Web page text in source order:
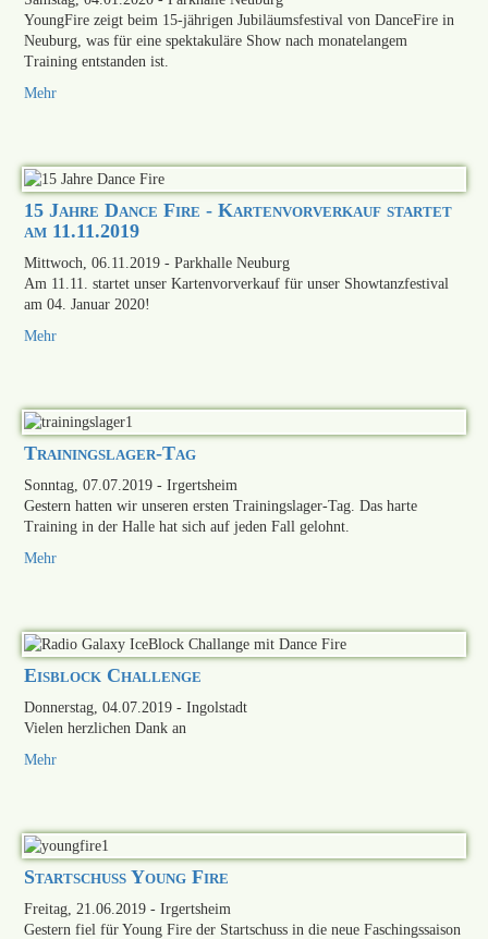
YoungFire zeigt beim 15-jährigen Jubiläumsfestival von DanceFire in
Neuburg, was für eine spektakuläre Show nach monatelangem
Training entstanden ist.
Mehr
15 Jahre Dance Fire - Kartenvorverkauf startet
am 11.11.2019
Mittwoch, 06.11.2019 - Parkhalle Neuburg
Am 11.11. startet unser Kartenvorverkauf für unser Showtanzfestival
am 04. Januar 2020!
Mehr
Trainingslager-Tag
Sonntag, 07.07.2019 - Irgertsheim
Gestern hatten wir unseren ersten Trainingslager-Tag. Das harte
Training in der Halle hat sich auf jeden Fall gelohnt.
Mehr
Eisblock Challenge
Donnerstag, 04.07.2019 - Ingolstadt
Vielen herzlichen Dank an
Mehr
Startschuss Young Fire
Freitag, 21.06.2019 - Irgertsheim
Gestern fiel für Young Fire der Startschuss in die neue Faschingssaison